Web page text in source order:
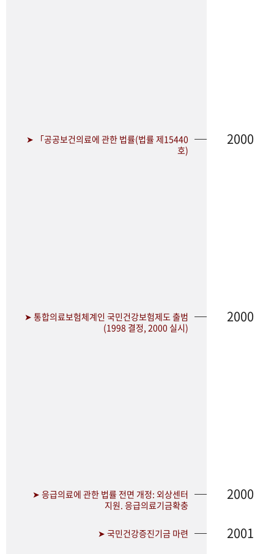
➤ 「공공보건의료에 관한 법률(법률 제15440
호)
2000
➤ 통합의료보험체계인 국민건강보험제도 출범
(1998 결정, 2000 실시)
2000
➤ 응급의료에 관한 법률 전면 개정: 외상센터
지원. 응급의료기금확충
2000
➤ 국민건강증진기금 마련 2001